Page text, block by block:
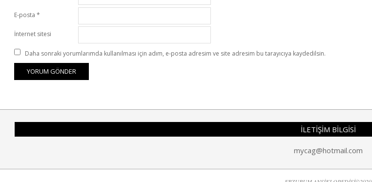
E-posta *
İnternet sitesi
Daha sonraki yorumlarımda kullanılması için adım, e-posta adresim ve site adresim bu tarayıcıya kaydedilsin.
İLETİŞİM BİLGİSİ
mycag@hotmail.com